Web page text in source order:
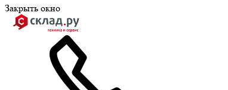
Закрыть окно